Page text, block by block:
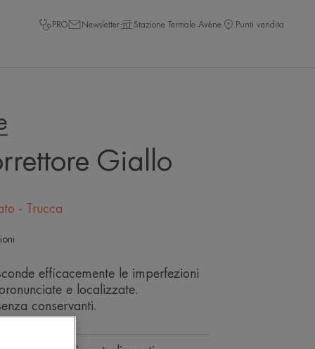
PRO Newsletter Stazione Termale Avène Punti vendita
Giallo
- Trucca
efficacemente le imperfezioni
e localizzate.
conservanti.